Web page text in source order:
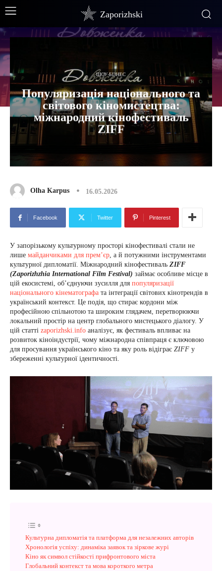
Zaporizhski
ШОУ-БІЗНЕС
Популяризація національного та
світового кіномистецтва:
міжнародний кінофестиваль
ZIFF
Olha Karpus 16.05.2026
Facebook Twitter Pinterest
У запорізькому культурному просторі кінофестивалі стали не
лише майданчиками для прем’єр, а й потужними інструментами
культурної дипломатії. Міжнародний кінофестиваль ZIFF
(Zaporizhzhia International Film Festival) займає особливе місце в
цій екосистемі, об’єднуючи зусилля для популяризації
національного кінематографа та інтеграції світових кінотрендів в
український контекст. Це подія, що стирає кордони між
професійною спільнотою та широким глядачем, перетворюючи
локальний простір на центр глобального мистецького діалогу. У
цій статті zaporizhski.info аналізує, як фестиваль впливає на
розвиток кіноіндустрії, чому міжнародна співпраця є ключовою
для просування українського кіно та яку роль відіграє ZIFF у
збереженні культурної ідентичності.
Культурна дипломатія та платформа для незалежних авторів
Хронологія успіху: динаміка заявок та зіркове журі
Кіно як символ стійкості прифронтового міста
Глобальний контекст та мова короткого метра